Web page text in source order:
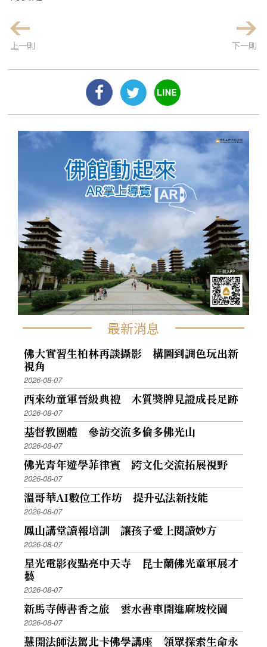
上一則 下一則
最新消息
佛大實習生柏林再談攝影 構圖到調色玩出新
視角
2026-08-07
西來幼童軍晉級典禮 木質獎牌見證成長足跡
2026-08-07
基督教團體 參訪交流多倫多佛光山
2026-08-07
佛光青年遊學菲律賓 跨文化交流拓展視野
2026-08-07
溫哥華AI數位工作坊 提升弘法新技能
2026-08-07
鳳山講堂讀報培訓 讓孩子愛上閱讀妙方
2026-08-07
星光電影夜點亮中天寺 昆士蘭佛光童軍展才
藝
2026-08-07
新馬寺傳書香之旅 雲水書車開進麻坡校園
2026-08-07
慧開法師法駕北卡佛學講座 領眾探索生命永